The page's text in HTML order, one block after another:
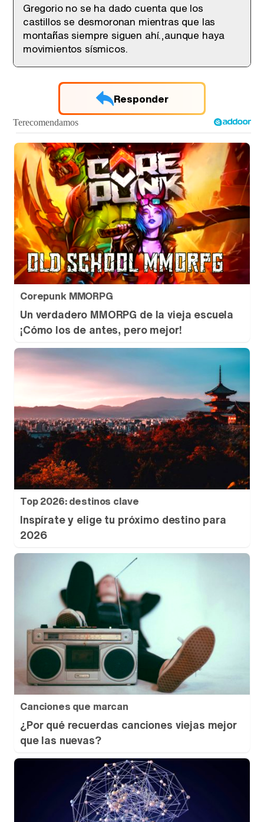
Gregorio no se ha dado cuenta que los
castillos se desmoronan mientras que las
montañas siempre siguen ahí.,aunque haya
movimientos sísmicos.
Responder
Corepunk MMORPG
Un verdadero MMORPG de la vieja escuela
¡Cómo los de antes, pero mejor!
Top 2026: destinos clave
Inspírate y elige tu próximo destino para
2026
Canciones que marcan
¿Por qué recuerdas canciones viejas mejor
que las nuevas?